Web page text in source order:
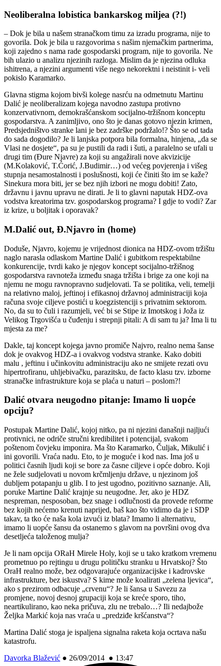
Neoliberalna lobistica bankarskog miljea (?!)
– Dok je bila u našem stranačkom timu za izradu programa, nije to
govorila. Dok je bila u razgovorima s našim njemačkim partnerima,
koji zajedno s nama rade gospodarski program, nije to govorila. Ne
bih ulazio u analizu njezinih razloga. Mislim da je njezina odluka
ishitrena, a njezini argumenti više nego nekorektni i neistinit i- veli
pokislo Karamarko.
Glavna stigma kojom bivši kolege nasrću na odmetnutu Martinu
Dalić je neoliberalizam kojega navodno zastupa protivno
konzervativnom, demokrašćanskom socijalno-tržišnom konceptu
gospodarstva. A zanimljivo, ono što je danas gotovo njezin krimen,
Predsjedništvo stranke lani je bez zadrške podržalo!? Što se od tada
do sada dogodilo? Je li lanjska potpora bila formalna, hinjena, „da se
Vlasi ne dosjete“, pa su je pustili da radi i šuti, a paralelno se ufali u
drugi tim (Đure Njavre) za koji su angažirali nove akvizicije
(M.Kolaković, T.Ćorić, J.Budimir…) od većeg povjerenja i višeg
stupnja nesamostalnosti i poslušnosti, koji će činiti što im se kaže?
Sinekura mora biti, jer se bez njih izbori ne mogu dobiti! Zato,
državnu i javnu upravu ne dirati. Je li to glavni naputak HDZ-ova
vodstva kreatorima tzv. gospodarskog programa? I gdje to vodi? Zar
iz krize, u boljitak i oporavak?
M.Dalić out, Đ.Njavro in (home)
Doduše, Njavro, kojemu je vrijednost dionica na HDZ-ovom tržištu
naglo narasla odlaskom Martine Dalić i gubitkom respektabilne
konkurencije, tvrdi kako je njegov koncept socijalno-tržišnog
gospodarstva ravnoteža između snaga tržišta i brige za one koji na
njemu ne mogu ravnopravno sudjelovati. Ta se politika, veli, temelji
na relativno maloj, jeftinoj i efikasnoj državnoj administraciji koja
računa svoje ciljeve postići u koegzistenciji s privatnim sektorom.
No, da su to čuli i razumjeli, već bi se Stipe iz Imotskog i Joža iz
Velikog Trgovišća u čuđenju i strepnji pitali: A di sam tu ja? Ima li tu
mjesta za me?
Dakle, taj koncept kojega javno promiče Najvro, realno nema šanse
dok je ovakvog HDZ-a i ovakvog vodstva stranke. Kako dobiti
malu , jeftinu i učinkovitu administraciju ako ne smijete rezati ovu
hipertrofiranu, uhljebivačku, parazitsku, de facto klasu tzv. izborne
stranačke infrastrukture koja se plaća u naturi – poslom?!
Dalić otvara neugodno pitanje: Imamo li uopće
opciju?
Postupak Martine Dalić, kojoj nitko, pa ni njezini današnji najljući
protivnici, ne odriče stručni kredibilitet i potencijal, svakom
poštenom čovjeku imponira. Ma što Karamarko, Čuljak, Mikulić i
ini govorili. Vraća nadu. Eto, to je moguće i kod nas. Ima još u
politici časnih ljudi koji se bore za časne ciljeve i opće dobro. Koji
ne žele sudjelovati u novom krčmljenju države, u njezinom još
dubljem potapanju u glib. I to jest ugodno, pozitivno saznanje. Ali,
poruke Martine Dalić krajnje su neugodne. Jer, ako je HDZ
nespreman, nesposoban, bez snage i odlučnosti da provede reforme
bez kojih nećemo krenuti naprijed, baš kao što vidimo da je i SDP
takav, ta tko će naša kola izvući iz blata? Imamo li alternativu,
imamo li uopće šansu da ostanemo s glavom na površini ovog dva
desetljeća taloženog mulja?
Je li nam opcija ORaH Mirele Holy, koji se u tako kratkom vremenu
prometnuo po rejtingu u drugu političku stranku u Hrvatskoj? Što
OraH realno može, bez odgovarajuće organizacijske i kadrovske
infrastrukture, bez iskustva? S kime može koalirati „zelena ljevica“,
ako s prezirom odbacuje „crvenu“? Je li šansa u Savezu za
promjene, novoj desnoj grupaciji koja se kreće sporo, tiho,
neartikulirano, kao neka pričuva, zlu ne trebalo…? Ili nedajbože
Željka Markić koja nas vraća u „predziđe kršćanstva“?
Martina Dalić stoga je ispaljena signalna raketa koja ocrtava našu
katastrofu.
Davorka Blažević ● 26/09/2014 ● 13:47